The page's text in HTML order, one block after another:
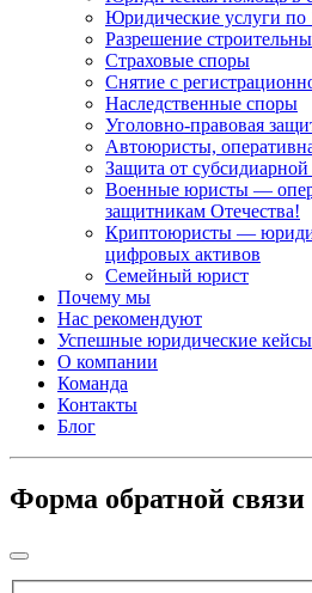
Юридические услуги по
Разрешение
Страховые споры
Снятие с
Наследственные споры
Уголовно-правовая
Автоюристы,
Защита от субсидиарной
Военные юристы —
защитникам Отечества!
Криптоюристы —
цифровых активов
Семейный юрист
Почему мы
Нас рекомендуют
Успешные юридические кейсы
О компании
Команда
Контакты
Блог
Форма обратной связи